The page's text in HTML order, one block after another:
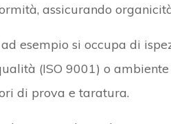
assicurando
esempio si occupa di
(ISO 9001) o
di prova e taratura.